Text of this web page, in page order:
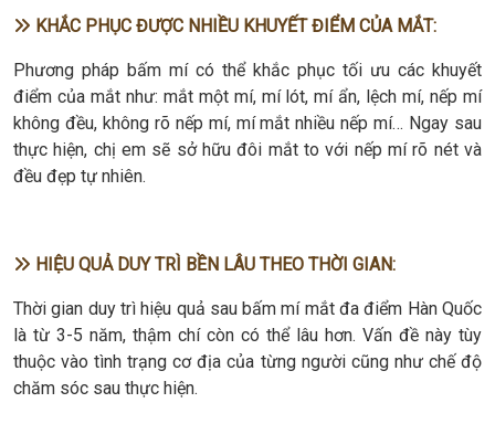
KHẮC PHỤC ĐƯỢC NHIỀU KHUYẾT ĐIỂM CỦA MẮT:
Phương pháp bấm mí có thể khắc phục tối ưu các khuyết
điểm của mắt như: mắt một mí, mí lót, mí ẩn, lệch mí, nếp mí
không đều, không rõ nếp mí, mí mắt nhiều nếp mí… Ngay sau
thực hiện, chị em sẽ sở hữu đôi mắt to với nếp mí rõ nét và
đều đẹp tự nhiên.
HIỆU QUẢ DUY TRÌ BỀN LÂU THEO THỜI GIAN:
Thời gian duy trì hiệu quả sau bấm mí mắt đa điểm Hàn Quốc
là từ 3-5 năm, thậm chí còn có thể lâu hơn. Vấn đề này tùy
thuộc vào tình trạng cơ địa của từng người cũng như chế độ
chăm sóc sau thực hiện.